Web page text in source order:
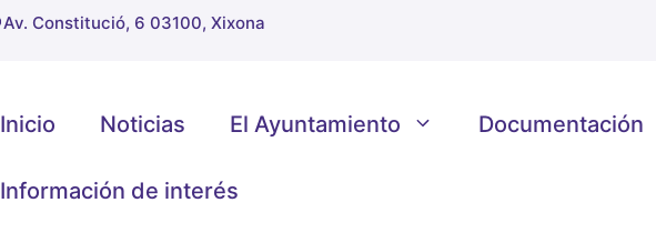
Av. Constitució, 6 03100, Xixona
Inicio Noticias El Ayuntamiento Documentación
Información de interés